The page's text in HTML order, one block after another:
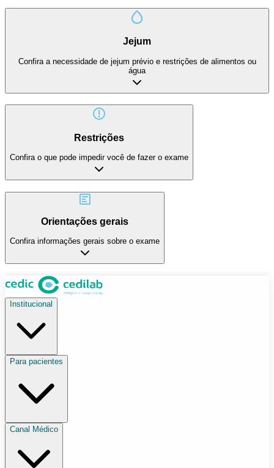
Jejum
Confira a necessidade de jejum prévio e restrições de alimentos ou
água
Restrições
Confira o que pode impedir você de fazer o exame
Orientações gerais
Confira informações gerais sobre o exame
Institucional
Para pacientes
Canal Médico